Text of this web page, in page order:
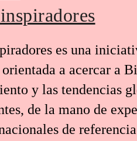
es una
a acercar a
y las tendencias
de la mano de
de